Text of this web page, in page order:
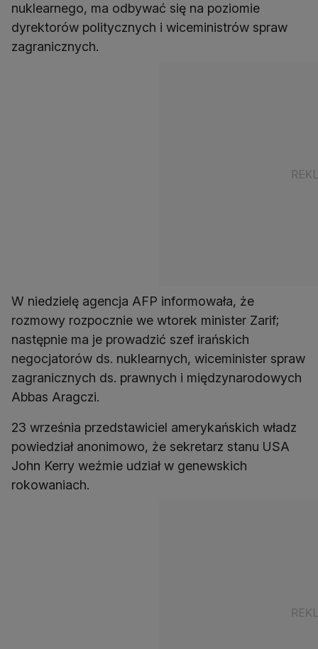
nuklearnego, ma odbywać się na poziomie
dyrektorów politycznych i wiceministrów spraw
zagranicznych.
W niedzielę agencja AFP informowała, że
rozmowy rozpocznie we wtorek minister Zarif;
następnie ma je prowadzić szef irańskich
negocjatorów ds. nuklearnych, wiceminister spraw
zagranicznych ds. prawnych i międzynarodowych
Abbas Aragczi.
23 września przedstawiciel amerykańskich władz
powiedział anonimowo, że sekretarz stanu USA
John Kerry weźmie udział w genewskich
rokowaniach.